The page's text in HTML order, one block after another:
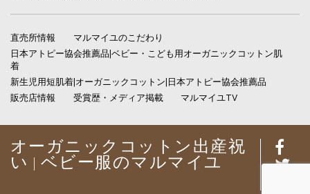
直売所情報
マルマイユのこだわり
日本アトピー協会推薦品|ベビー・こども用オーガニックコットン肌
着
新生児用短肌着|オーガニックコットン|日本アトピー協会推薦品
販売店情報
受賞歴・メディア掲載 マルマイユTV
オーガニックコットン出産祝
い | ベビー服のマルマイユ